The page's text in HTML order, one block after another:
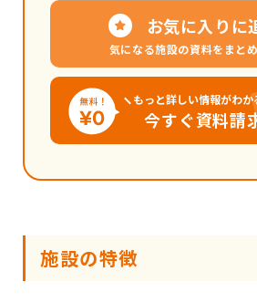
お気に入りに
気になる施設の資料をまと
もっと詳しい情報がわか
今すぐ資料請
施設の特徴